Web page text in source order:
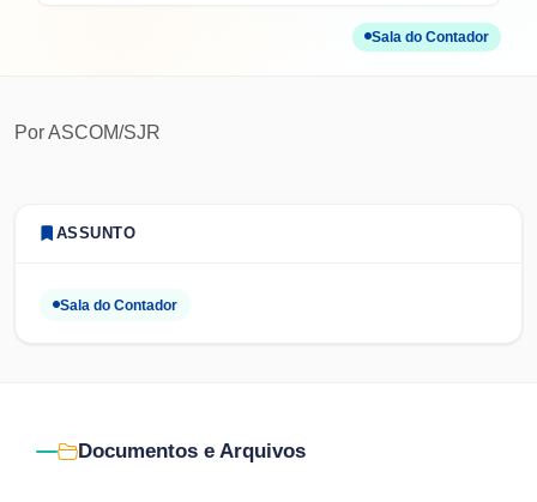
Sala do Contador
PorASCOM/SJR
ASSUNTO
Sala do Contador
Documentos e Arquivos